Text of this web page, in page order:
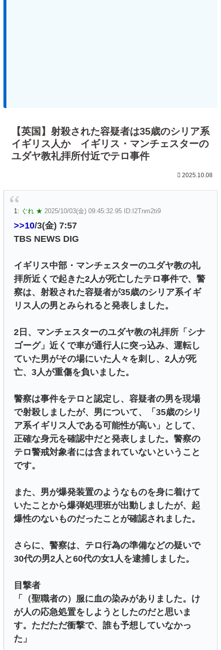
【英国】射殺された容疑者は35歳のシリア系
イギリス人か イギリス・マンチェスターの
ユダヤ教礼拝所付近でテロ事件
2025.10.08
1: ぐれ ★ 2025/10/03(金) 09:45:32.95 ID:I2Tnm2ti9
>>10/3(金) 7:57
TBS NEWS DIG
イギリス中部・マンチェスターのユダヤ教の礼
拝所近くで起きた2人が死亡したテロ事件で、警
察は、射殺された容疑者が35歳のシリア系イギ
リス人の男とみられると発表しました。
2日、マンチェスターのユダヤ教の礼拝所「シナ
ゴーグ」近くで車が通行人に突っ込み、運転し
ていた男がその場にいた人々を刺し、2人が死
亡、3人が重傷を負いました。
警察は事件をテロと認定し、容疑者の男を現場
で射殺しましたが、男について、「35歳のシリ
ア系イギリス人である可能性が高い」として、
正確な身元を確認中だと発表しました。警察の
テロ警戒対象者には含まれていないということ
です。
また、男が爆発装置のようなものを身に着けて
いたことから爆弾処理班が出動しましたが、起
爆性のないものだったことが確認されました。
さらに、警察は、テロ行為の準備などの疑いで
30代の男2人と60代の女1人を逮捕しました。
目撃者
「（聖職者の）服に血の染みがありました。け
が人の応急処置をしようとしたのだと思いま
す。ただただ衝撃で、誰も予想していなかっ
た」